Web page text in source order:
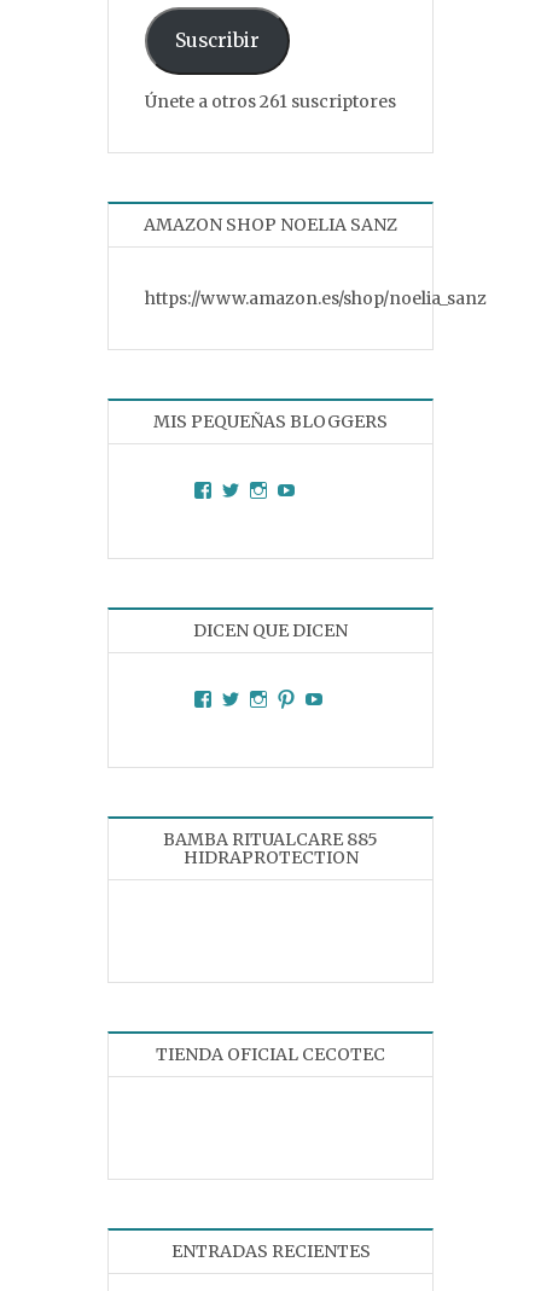
Suscribir
Únete a otros 261 suscriptores
AMAZON SHOP NOELIA SANZ
https://www.amazon.es/shop/noelia_sanz
MIS PEQUEÑAS BLOGGERS
Facebook
TwitterInstagram
DICEN QUE DICEN
Facebook
TwitterInstagram
Pinterest
BAMBA RITUALCARE 885
HIDRAPROTECTION
TIENDA OFICIAL CECOTEC
ENTRADAS RECIENTES